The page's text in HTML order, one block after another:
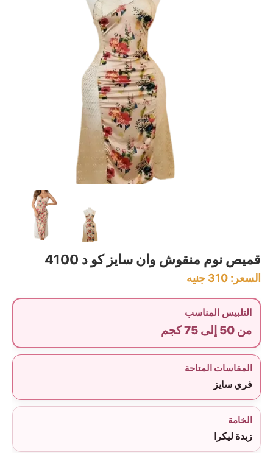
قميص نوم منقوش وان سايز كو د 4100
السعر: 310 جنيه
التلبيس المناسب
من 50 إلى 75 كجم
المقاسات المتاحة
فري سايز
الخامة
زبدة ليكرا